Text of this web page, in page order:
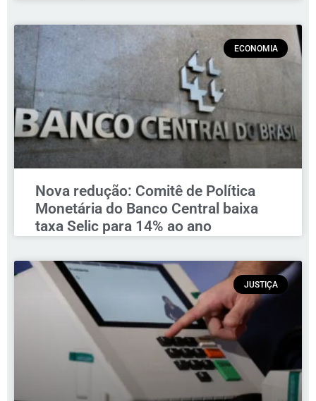
ECONOMIA
Nova redução: Comitê de Política
Monetária do Banco Central baixa
taxa Selic para 14% ao ano
JUSTIÇA